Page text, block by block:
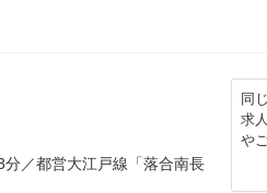
／都営大江戸線「落合南長
同
求
や